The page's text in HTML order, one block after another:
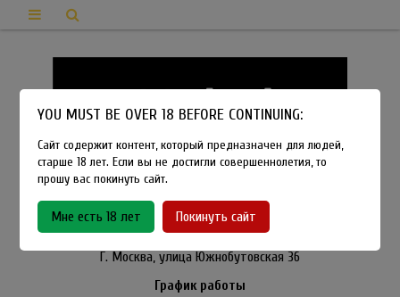
8-915-450-21-92
Розничный магазин Method Vapeshop
Г. Москва, улица Южнобутовская 36
График работы
YOU MUST BE OVER 18 BEFORE CONTINUING:
Сайт содержит контент, который предназначен для людей,
старше 18 лет. Если вы не достигли совершеннолетия, то
прошу вас покинуть сайт.
Мне есть 18 лет Покинуть сайт